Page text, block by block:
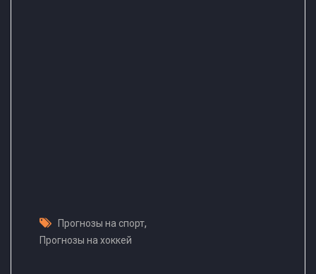
Прогнозы на спорт,
Прогнозы на хоккей